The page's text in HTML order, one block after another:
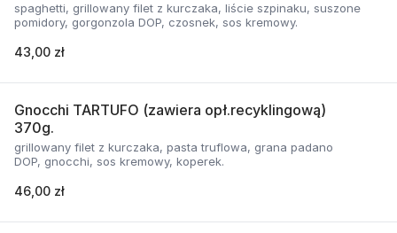
spaghetti, grillowany filet z kurczaka, liście szpinaku, suszone
pomidory, gorgonzola DOP, czosnek, sos kremowy.
43,00 zł
Gnocchi TARTUFO (zawiera opł.recyklingową)
370g.
grillowany filet z kurczaka, pasta truflowa, grana padano
DOP, gnocchi, sos kremowy, koperek.
46,00 zł